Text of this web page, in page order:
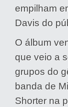
empilham
Davis do
O álbum
que veio a
grupos do
banda de
Shorter na